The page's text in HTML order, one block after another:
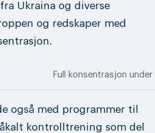
Ukraina og diverse
og redskaper med
Full konsentrasjon
også med programmer til
kontrolltrening som del